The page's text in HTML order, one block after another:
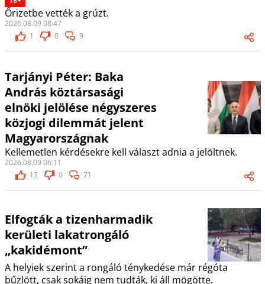
Őrizetbe vették a grúzt.
2026.08.09 08:47
1
0 9
Tarjányi Péter: Baka
András köztársasági
elnöki jelölése négyszeres
közjogi dilemmát jelent
Magyarországnak
Kellemetlen kérdésekre kell választ adnia a jelöltnek.
2026.08.09 06:11
13
0 71
Elfogták a tizenharmadik
kerületi lakatrongáló
„kakidémont”
A helyiek szerint a rongáló ténykedése már régóta
bűzlött, csak sokáig nem tudták, ki áll mögötte.